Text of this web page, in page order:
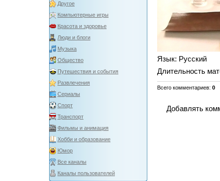
Другое
Компьютерные игры
Красота и здоровье
Люди и блоги
Музыка
Общество
Путешествия и события
Развлечения
Сериалы
Спорт
Транспорт
Фильмы и анимация
Хобби и образование
Юмор
Все каналы
Каналы пользователей
Язык: Русский
Длительность
Всего комментариев: 0
Добавлять